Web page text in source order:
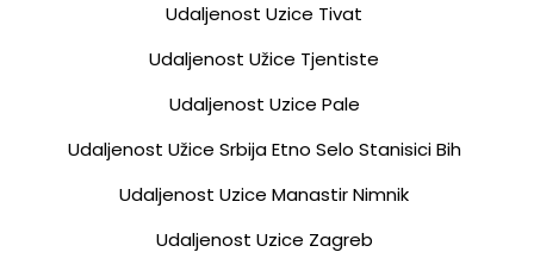
Udaljenost Uzice Tivat
Udaljenost Užice Tjentiste
Udaljenost Uzice Pale
Udaljenost Užice Srbija Etno Selo Stanisici Bih
Udaljenost Uzice Manastir Nimnik
Udaljenost Uzice Zagreb